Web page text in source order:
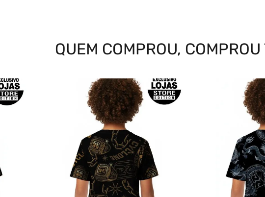
QUEM COMPROU,